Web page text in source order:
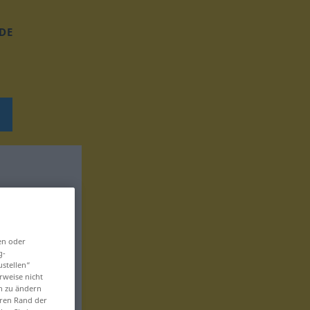
DE
oder
nicht
zu ändern
Rand der